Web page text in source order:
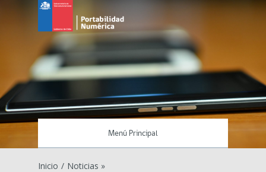
Menú Principal
Inicio / Noticias »